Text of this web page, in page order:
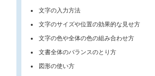
文字の入力方法
文字のサイズや位置の効果的な見せ方
文字の色や全体の色の組み合わせ方
文書全体のバランスのとり方
図形の使い方